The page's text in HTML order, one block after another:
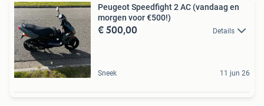
Peugeot Speedfight 2 AC (vandaag en
morgen voor €500!)
€ 500,00 Details
Sneek 11 jun 26